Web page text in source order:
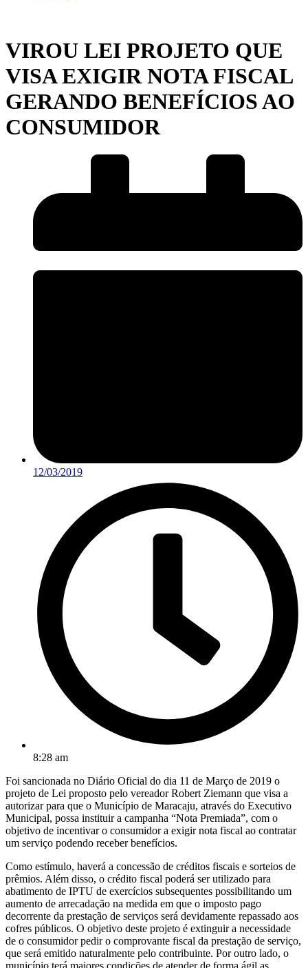
VIROU LEI PROJETO QUE
VISA EXIGIR NOTA FISCAL
GERANDO BENEFÍCIOS AO
CONSUMIDOR
12/03/2019
8:28 am
Foi sancionada no Diário Oficial do dia 11 de Março de 2019 o
projeto de Lei proposto pelo vereador Robert Ziemann que visa a
autorizar para que o Município de Maracaju, através do Executivo
Municipal, possa instituir a campanha “Nota Premiada”, com o
objetivo de incentivar o consumidor a exigir nota fiscal ao contratar
um serviço podendo receber benefícios.
Como estímulo, haverá a concessão de créditos fiscais e sorteios de
prêmios. Além disso, o crédito fiscal poderá ser utilizado para
abatimento de IPTU de exercícios subsequentes possibilitando um
aumento de arrecadação na medida em que o imposto pago
decorrente da prestação de serviços será devidamente repassado aos
cofres públicos. O objetivo deste projeto é extinguir a necessidade
de o consumidor pedir o comprovante fiscal da prestação de serviço,
que será emitido naturalmente pelo contribuinte. Por outro lado, o